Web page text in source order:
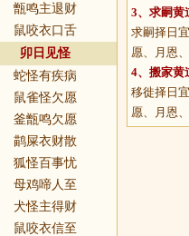
甑鸣主退财
鼠咬衣口舌
卯日见怪
蛇怪有疾病
鼠雀怪欠愿
釜甑鸣欠愿
鹋屎衣财散
狐怪百事忧
母鸡啼人至
犬怪主得财
鼠咬衣信至
3、 求嗣黄
求嗣择日
愿、月恩
4、 搬家黄
移徙择日
愿、月恩